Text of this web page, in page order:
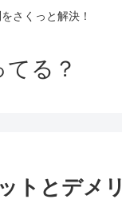
さくっと解決！
る？
トとデメリ